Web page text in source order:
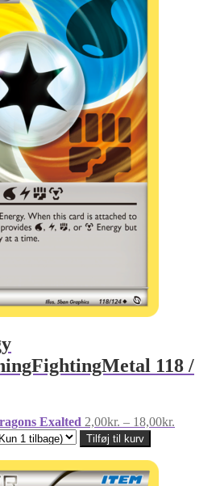
118 /
Exalted 2,00kr. – 18,00kr.
Tilføj til kurv